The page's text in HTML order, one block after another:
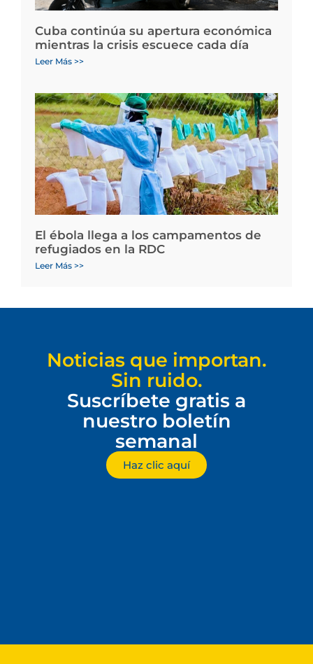
Cuba continúa su apertura económica
mientras la crisis escuece cada día
Leer Más >>
El ébola llega a los campamentos de
refugiados en la RDC
Leer Más >>
Noticias que importan.
Sin ruido.
Suscríbete gratis a
nuestro boletín
semanal
Haz clic aquí